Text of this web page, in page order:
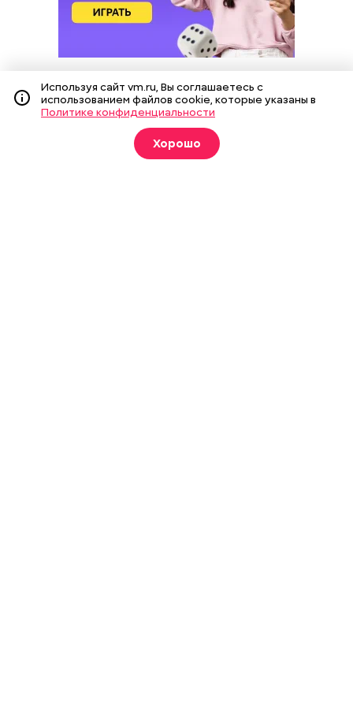
Подпишитесь на рассылку
Используя сайт vm.ru, Вы соглашаетесь с
использованием файлов cookie, которые указаны в
Политике конфиденциальности
Хорошо